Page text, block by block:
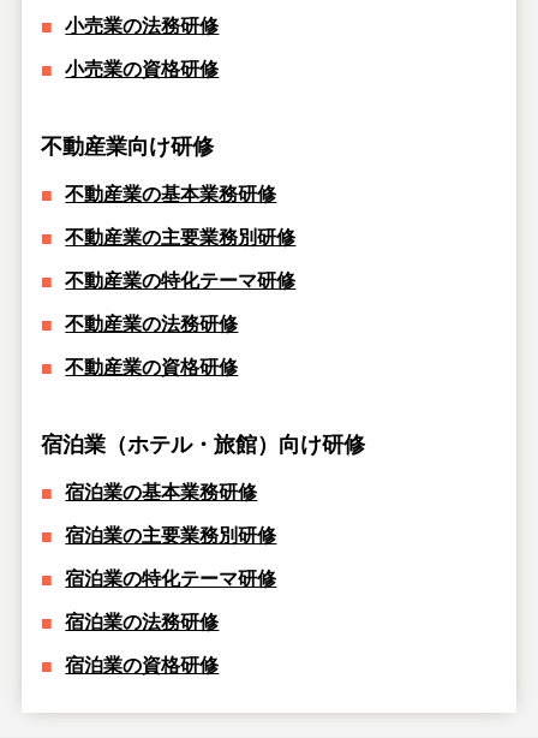
小売業の法務研修
小売業の資格研修
不動産業向け研修
不動産業の基本業務研修
不動産業の主要業務別研修
不動産業の特化テーマ研修
不動産業の法務研修
不動産業の資格研修
宿泊業（ホテル・旅館）向け研修
宿泊業の基本業務研修
宿泊業の主要業務別研修
宿泊業の特化テーマ研修
宿泊業の法務研修
宿泊業の資格研修